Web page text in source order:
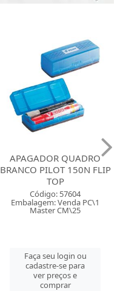
APAGADOR QUADRO
BRANCO PILOT 150N FLIP
TOP
Código: 57604
Embalagem: Venda PC\1
Master CM\25
Faça seu login ou
cadastre-se para
ver preços e
comprar